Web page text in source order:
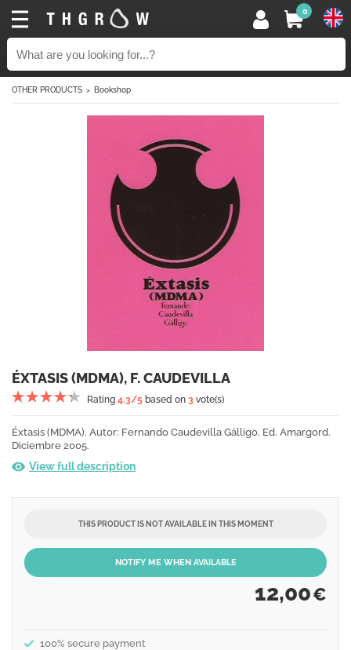
0
OTHER PRODUCTS Bookshop
ÉXTASIS (MDMA), F. CAUDEVILLA
Rating 4.3/5 based on 3 vote(s)
Éxtasis (MDMA). Autor: Fernando Caudevilla Gálligo. Ed. Amargord.
Diciembre 2005.
View full description
THIS PRODUCT IS NOT AVAILABLE IN THIS MOMENT
NOTIFY ME WHEN AVAILABLE
12,00€
100% secure payment